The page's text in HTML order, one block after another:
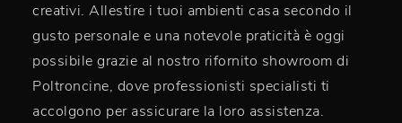
creativi. Allestire i tuoi ambienti casa secondo il
gusto personale e una notevole praticità è oggi
possibile grazie al nostro rifornito showroom di
Poltroncine, dove professionisti specialisti ti
accolgono per assicurare la loro assistenza.